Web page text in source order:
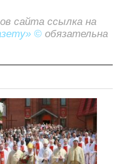
сайта ссылка на
© обязательна